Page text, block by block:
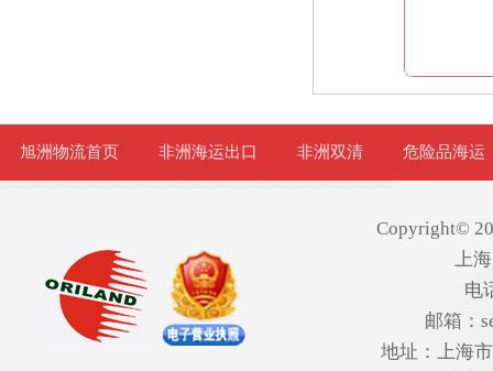
旭洲物流首页 非洲海运出口 非洲双清 危险品海运
Copyright©
上
电
邮箱：
地址：上海